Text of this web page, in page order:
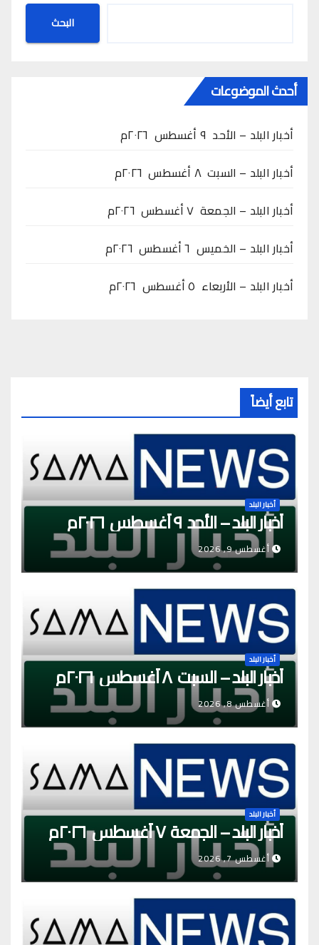
البحث
أحدث الموضوعات
أخبار البلد – الأحد ٩ أغسطس ٢٠٢٦م
أخبار البلد – السبت ٨ أغسطس ٢٠٢٦م
أخبار البلد – الجمعة ٧ أغسطس ٢٠٢٦م
أخبار البلد – الخميس ٦ أغسطس ٢٠٢٦م
أخبار البلد – الأربعاء ٥ أغسطس ٢٠٢٦م
تابع أيضاً
أخبار البلد
أخبار البلد – الأحد ٩ أغسطس ٢٠٢٦م
أغسطس 9, 2026
أخبار البلد
أخبار البلد – السبت ٨ أغسطس ٢٠٢٦م
أغسطس 8, 2026
أخبار البلد
أخبار البلد – الجمعة ٧ أغسطس ٢٠٢٦م
أغسطس 7, 2026